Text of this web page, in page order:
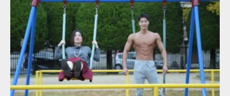
Update: 2021.07.6
Category:公園のマッチョ その他 AKIHITO(細マッチョ) 腹筋 大胸筋
ダウンロード